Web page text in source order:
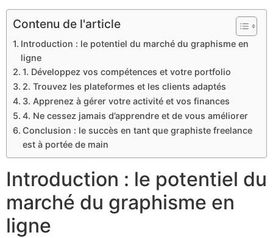
Contenu de l'article
Introduction : le potentiel du marché du graphisme en
ligne
1. Développez vos compétences et votre portfolio
2. Trouvez les plateformes et les clients adaptés
3. Apprenez à gérer votre activité et vos finances
4. Ne cessez jamais d’apprendre et de vous améliorer
Conclusion : le succès en tant que graphiste freelance
est à portée de main
Introduction : le potentiel du
marché du graphisme en
ligne